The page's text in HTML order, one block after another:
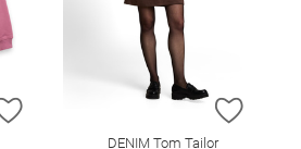
ZUR WUNSCHLISTE HINZUFÜGEN
ZUR
DENIM Tom Tailor